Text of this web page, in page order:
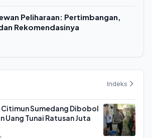
Peliharaan: Pertimbangan,
Rekomendasinya
Indeks
Citimun Sumedang Dibobol
Uang Tunai Ratusan Juta